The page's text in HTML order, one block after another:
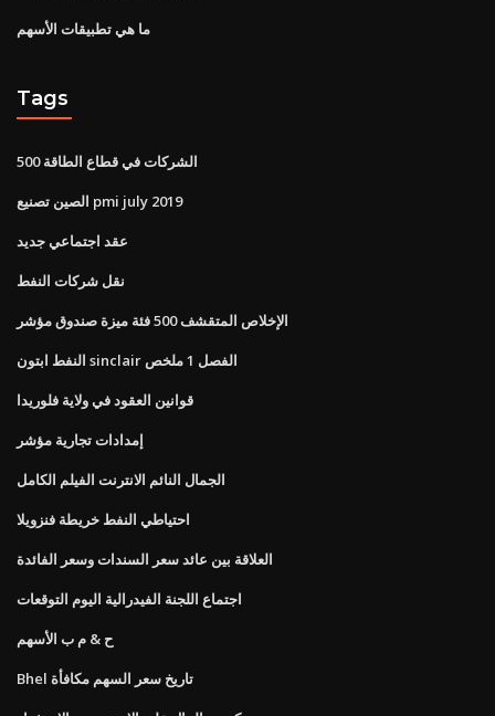
ما هي تطبيقات الأسهم
Tags
الشركات في قطاع الطاقة 500
الصين تصنيع pmi july 2019
عقد اجتماعي جديد
نقل شركات النفط
الإخلاص المتقشف 500 فئة ميزة صندوق مؤشر
النفط ابتون sinclair الفصل 1 ملخص
قوانين العقود في ولاية فلوريدا
إمدادات تجارية مؤشر
الجمال النائم الانترنت الفيلم الكامل
احتياطي النفط خريطة فنزويلا
العلاقة بين عائد سعر السندات وسعر الفائدة
اجتماع اللجنة الفيدرالية اليوم التوقعات
ح & م ب الأسهم
Bhel تاريخ سعر السهم مكافأة